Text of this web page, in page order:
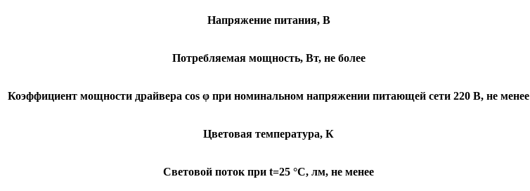
Напряжение питания, В
Потребляемая мощность, Вт, не более
Коэффициент мощности драйвера cos φ при номинальном напряжении питающей сети 220 В, не менее
Цветовая температура, К
Световой поток при t=25 °С, лм, не менее